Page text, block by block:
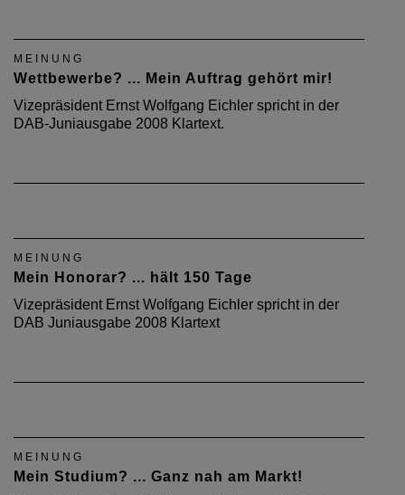
MEINUNG
Wettbewerbe? ... Mein Auftrag gehört mir!
Vizepräsident Ernst Wolfgang Eichler spricht in der
DAB-Juniausgabe 2008 Klartext.
MEINUNG
Mein Honorar? ... hält 150 Tage
Vizepräsident Ernst Wolfgang Eichler spricht in der
DAB Juniausgabe 2008 Klartext
MEINUNG
Mein Studium? ... Ganz nah am Markt!